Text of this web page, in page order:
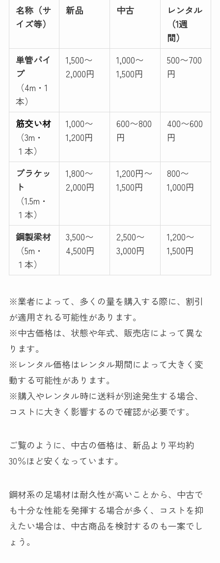
名称（サ
イズ等）
新品 中古
レンタル
（1週
間）
単管パイ
プ
（4m・1
本）
1,500〜
2,000円
1,000〜
1,500円
500〜700
円
筋交い材
（3m・
１本）
1,000〜
1,200円
600〜800
円
400〜600
円
ブラケッ
ト
（1.5m・
１本）
1,800〜
2,000円
1,200円〜
1,500円
800〜
1,000円
鋼製梁材
（5m・
１本）
3,500〜
4,500円
2,500〜
3,000円
1,200〜
1,500円
※業者によって、多くの量を購入する際に、割引
が適用される可能性があります。
※中古価格は、状態や年式、販売店によって異な
ります。
※レンタル価格はレンタル期間によって大きく変
動する可能性があります。
※購入やレンタル時に送料が別途発生する場合、
コストに大きく影響するので確認が必要です。
ご覧のように、中古の価格は、新品より平均約
30％ほど安くなっています。
鋼材系の足場材は耐久性が高いことから、中古で
も十分な性能を発揮する場合が多く、コストを抑
えたい場合は、中古商品を検討するのも一案でし
ょう。